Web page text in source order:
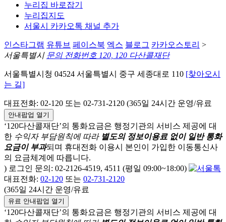
누리집 바로잡기
누리집지도
서울시 카카오톡 채널 추가
인스타그램 유튜브 페이스북 엑스 블로그 카카오스토리 >
서울특별시 문의 전화번호 120, 120 다산콜재단
서울특별시청 04524 서울특별시 중구 세종대로 110 [찾아오시
는 길]
대표전화: 02-120 또는 02-731-2120 (365일 24시간 운영/유료
안내팝업 열기
‘120다산콜재단’의 통화요금은 행정기관의 서비스 제공에 대
한 수익자 부담원칙에 따라 별도의 정보이용료 없이 일반 통화
요금이 부과되며 휴대전화 이용시 본인이 가입한 이동통신사
의 요금체계에 따릅니다.
) 로그인 문의: 02-2126-4519, 4511 (평일 09:00~18:00)
대표전화: 02-120 또는 02-731-2120
(365일 24시간 운영/유료
유료 안내팝업 열기
‘120다산콜재단’의 통화요금은 행정기관의 서비스 제공에 대